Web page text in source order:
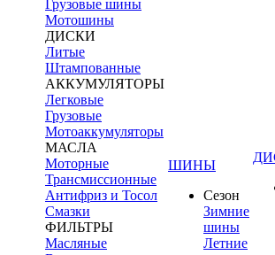
Грузовые шины
Мотошины
ДИСКИ
Литые
Штампованные
АККУМУЛЯТОРЫ
Легковые
Грузовые
Мотоаккумуляторы
МАСЛА
Моторные
Трансмиссионные
Антифриз и Тосол
Смазки
ФИЛЬТРЫ
Масляные
ШИНЫ
Сезон
Зимние
шины
Летние